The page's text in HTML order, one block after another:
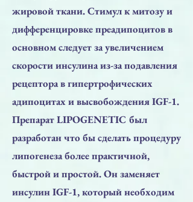
жировой ткани. Стимул к митозу и
дифференцировке преадипоцитов в
основном следует за увеличением
скорости инсулина из-за подавления
рецептора в гипертрофических
адипоцитах и высвобождения IGF-1.
Препарат LIPOGENETIC был
разработан что бы сделать процедуру
липогенеза более практичной,
быстрой и простой. Он заменяет
инсулин IGF-1, который необходим